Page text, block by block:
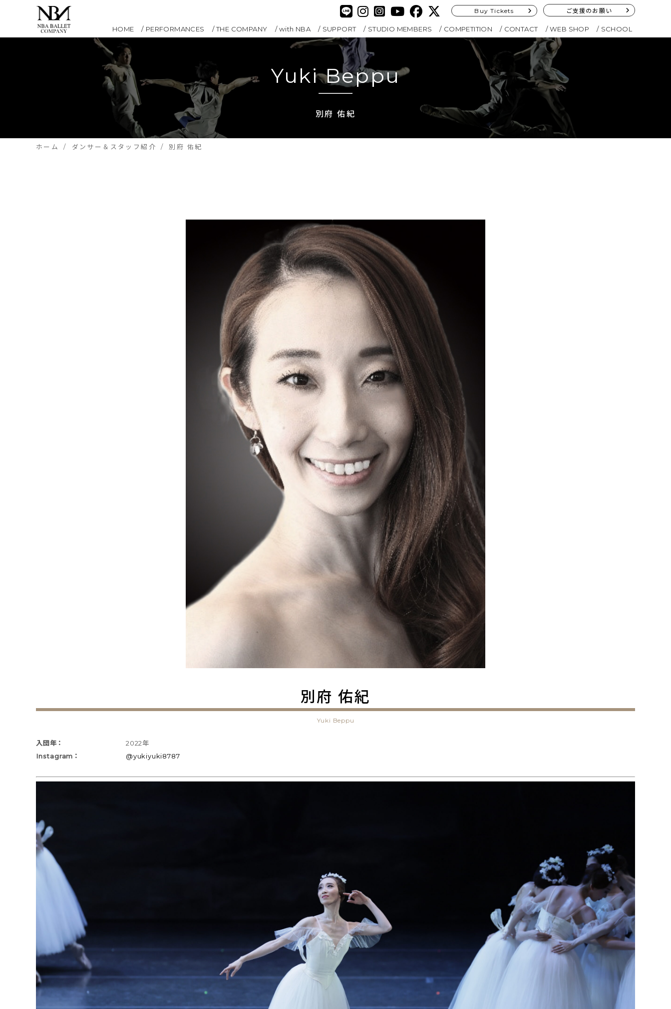
Buy Tickets ご支援のお願い
HOME PERFORMANCES THE COMPANY with NBA SUPPORT STUDIO MEMBERS COMPETITION CONTACT WEB SHOP SCHOOL
Yuki Beppu
別府 佑紀
ホーム ダンサー＆スタッフ紹介 別府 佑紀
別府 佑紀
Yuki Beppu
入団年：
2022年
Instagram：
@yukiyuki8787